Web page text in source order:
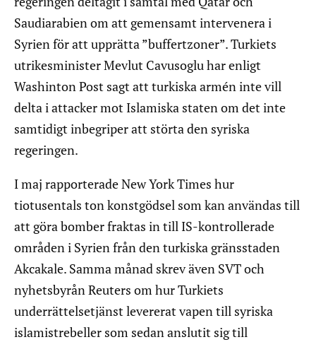
Saudiarabien om att gemensamt intervenera i
Syrien för att upprätta ”buffertzoner”. Turkiets
utrikesminister Mevlut Cavusoglu har enligt
Washinton Post sagt att turkiska armén inte vill
delta i attacker mot Islamiska staten om det inte
samtidigt inbegriper att störta den syriska
regeringen.
I maj rapporterade New York Times hur
tiotusentals ton konstgödsel som kan användas till
att göra bomber fraktas in till IS-kontrollerade
områden i Syrien från den turkiska gränsstaden
Akcakale. Samma månad skrev även SVT och
nyhetsbyrån Reuters om hur Turkiets
underrättelsetjänst levererat vapen till syriska
islamistrebeller som sedan anslutit sig till